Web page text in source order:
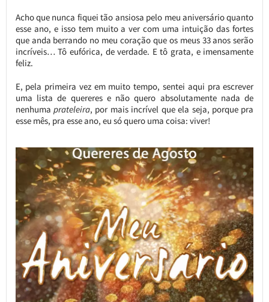
Acho que nunca fiquei tão ansiosa pelo meu aniversário quanto
esse ano, e isso tem muito a ver com uma intuição das fortes
que anda berrando no meu coração que os meus 33 anos serão
incríveis… Tô eufórica, de verdade. E tô grata, e imensamente
feliz.
E, pela primeira vez em muito tempo, sentei aqui pra escrever
uma lista de quereres e não quero absolutamente nada de
nenhumaprateleira, por mais incrível que ela seja, porque pra
esse mês, pra esse ano, eu só quero uma coisa: viver!